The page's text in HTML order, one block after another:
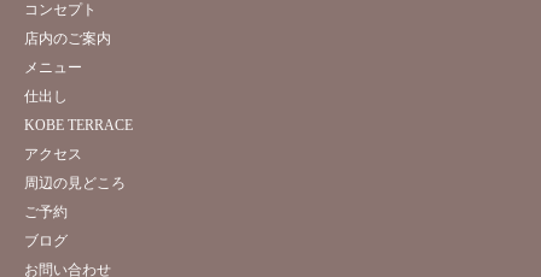
コンセプト
店内のご案内
メニュー
仕出し
KOBE TERRACE
アクセス
周辺の見どころ
ご予約
ブログ
お問い合わせ